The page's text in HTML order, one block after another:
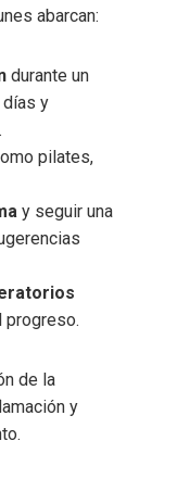
abarcan:
durante un
días y
pilates,
y seguir una
progreso.
de la
y